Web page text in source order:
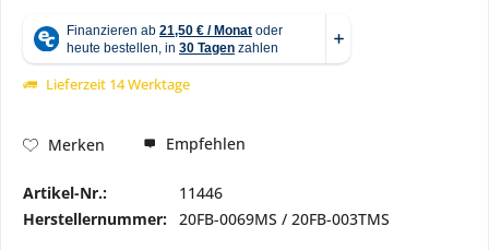
Lieferzeit 14 Werktage
Merken Empfehlen
Artikel-Nr.:
11446
Herstellernummer: 20FB-0069MS / 20FB-003TMS